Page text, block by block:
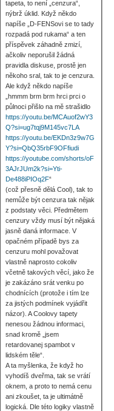
tapeta, to není „cenzura“,
nýbrž úklid. Když někdo
napíše „D-FENSovi se to tady
rozpadá pod rukama“ a ten
příspěvek záhadně zmizí,
ačkoliv neporušil žádná
pravidla diskuse, prostě jen
někoho sral, tak to je cenzura.
Ale když někdo napíše
„hmmm brm brm hrci prci o
půlnoci přišlo na mě strašidlo
https://youtu.be/MCAuof2wY3
Q?si=ug7tqj9M145vc7LA
https://youtu.be/EKDn3z9w7G
Y?si=QbQ35rbF9OFfiudi
https://youtube.com/shorts/oF
3AJrJUm2k?si=Yti-
De488iPIOq2F“
(což přesně dělá Cool), tak to
nemůže být cenzura tak nějak
z podstaty věci. Předmětem
cenzury vždy musí být nějaká
jasně daná informace. V
opačném případě bys za
cenzuru mohl považovat
vlastně naprosto cokoliv
včetně takových věcí, jako že
je zakázáno srát venku po
chodnících (protože i tím lze
za jistých podmínek vyjádřit
názor). A Coolovy tapety
nenesou žádnou informaci,
snad kromě „jsem
retardovanej spambot v
lidském těle“.
A ta myšlenka, že když ho
vyhodíš dveřma, tak se vrátí
oknem, a proto to nemá cenu
ani zkoušet, ta je ultimátně
logická. Dle této logiky vlastně